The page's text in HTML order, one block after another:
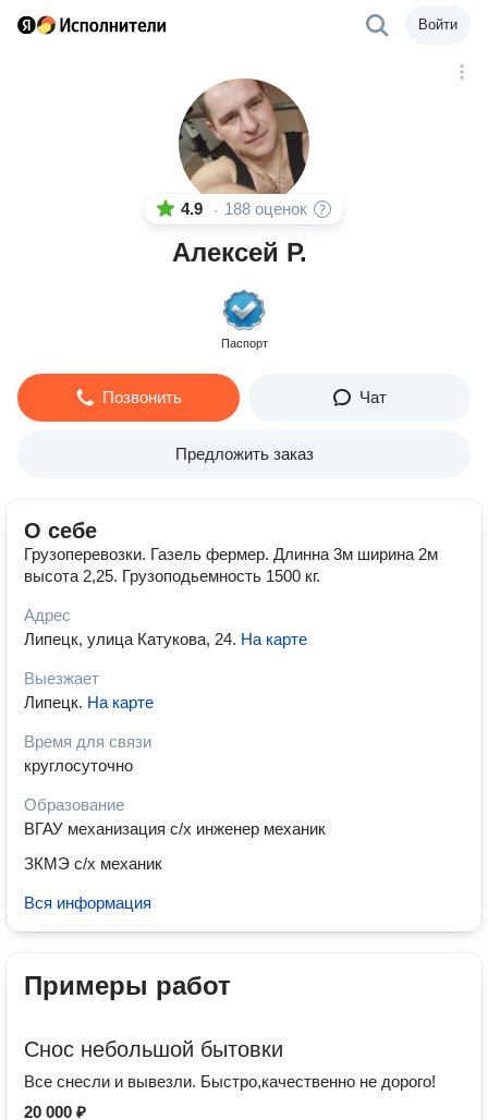
Войти
4.9 · 188 оценок
Алексей Р.
Паспорт
Позвонить Чат
Предложить заказ
О себе
Грузоперевозки. Газель фермер. Длинна 3м ширина 2м
высота 2,25. Грузоподьемность 1500 кг.
Адрес
Липецк, улица Катукова, 24. На карте
Выезжает
Липецк. На карте
Время для связи
круглосуточно
Образование
ВГАУ механизация с/х инженер механик
ЗКМЭ с/х механик
Вся информация
Примеры работ
Снос небольшой бытовки
Все снесли и вывезли. Быстро,качественно не дорого!
20 000 ₽